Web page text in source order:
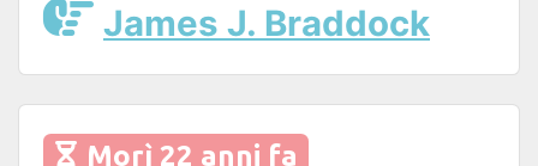
James J. Braddock
Morì 22 anni fa